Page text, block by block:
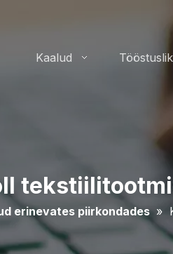
Kaalud
erinevates piirkondades »